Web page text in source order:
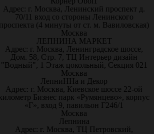
Адрес: г. Москва, Ленинский проспект д.
70/11 вход со стороны Ленинского
(4 минуты от ст. м. Вавиловская)
Москва
ЛЕПНИНА МАРКЕТ
Адрес: г. Москва, Ленинградское шоссе,
Дом. 58, Стр. 7, ТЦ Интерьер дизайн
"Водный", 1 Этаж цокольный, Секция 021
Москва
ЛепниННа и Декор
Адрес: г. Москва, Киевское шоссе 22-ой
Бизнес парк «Румянцево», корпус
«Г», вход 9, павильон Г246/1
Москва
Лепнина
Адрес: г. Москва, ТЦ Петровский,